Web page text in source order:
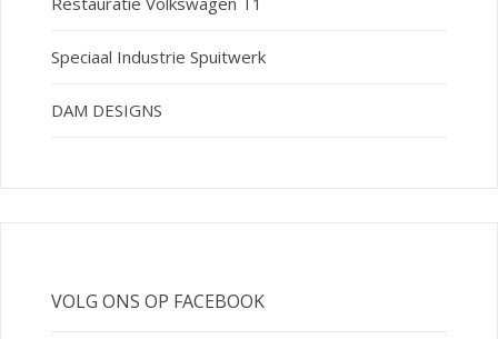
Speciaal Industrie Spuitwerk
DAM DESIGNS
VOLG ONS OP FACEBOOK